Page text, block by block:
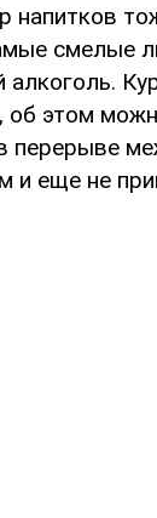
напитков
смелые
об этом
перерыве
и еще не